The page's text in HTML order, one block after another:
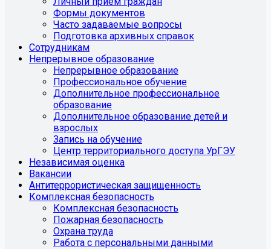
Формы документов
Часто задаваемые вопросы
Подготовка архивных справок
Сотрудникам
Непрерывное образование
Непрерывное образование
Профессиональное обучение
Дополнительное профессиональное
образование
Дополнительное образование детей и
взрослых
Запись на обучение
Центр территориального доступа УрГЭУ
Независимая оценка
Вакансии
Антитеррористическая защищенность
Комплексная безопасность
Комплексная безопасность
Пожарная безопасность
Охрана труда
Работа с персональными данными